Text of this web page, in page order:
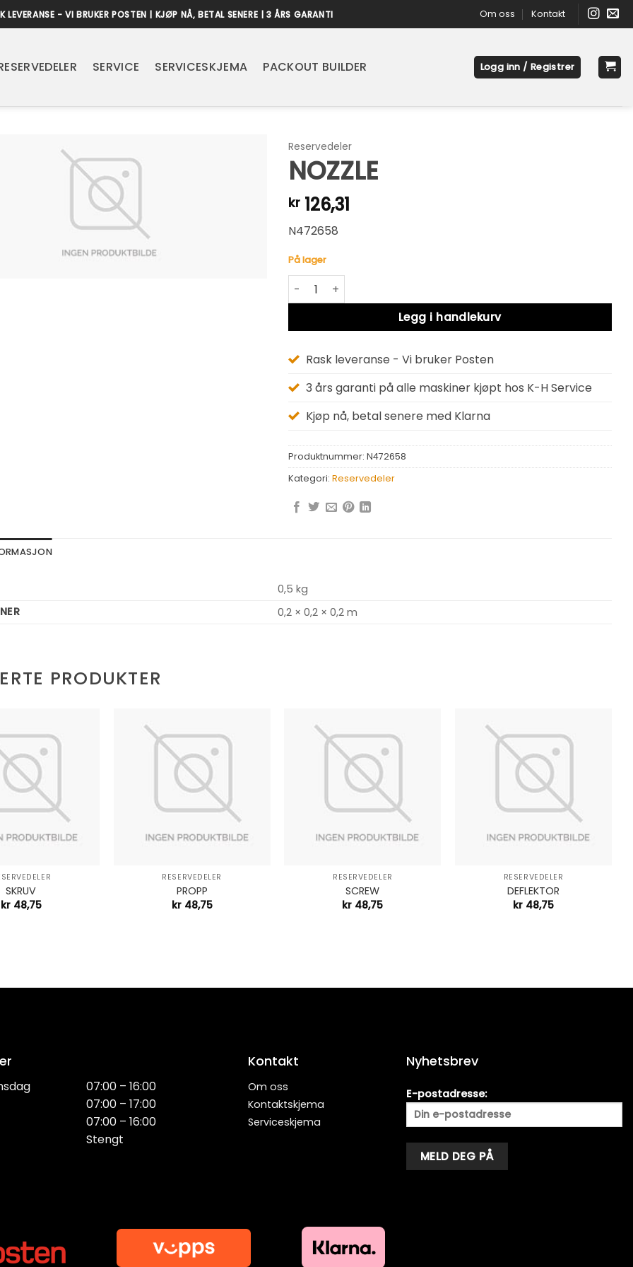
LEVERANSE - VI BRUKER POSTEN | KJØP NÅ, BETAL SENERE | 3 ÅRS GARANTI Om oss Kontakt
SERVICE SERVICESKJEMA PACKOUT BUILDER Logg inn / Registrer
Reservedeler
NOZZLE
kr126,31
N472658
På lager
NOZZLE antall
Legg i handlekurv
Alternative:
Rask leveranse - Vi bruker Posten
3 års garanti på alle maskiner kjøpt hos K-H Service
Kjøp nå, betal senere med Klarna
Produktnummer: N472658
Kategori: Reservedeler
0,5 kg
0,2 × 0,2 × 0,2 m
PRODUKTER
SKRUV
kr48,75
RESERVEDELER
PROPP
kr48,75
RESERVEDELER
SCREW
kr 48,75
RESERVEDELER
DEFLEKTOR
kr 48,75
07:00 – 16:00
07:00 – 17:00
07:00 – 16:00
Stengt
Kontakt
Om oss
Kontaktskjema
Serviceskjema
Nyhetsbrev
E-postadresse: